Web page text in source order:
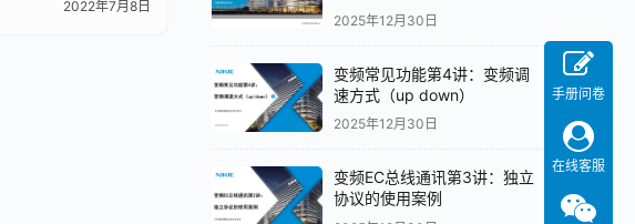
2022年7月8日
2025年12月30日
变频常见功能第4讲：变频调
速方式（up down）
2025年12月30日
变频EC总线通讯第3讲：独立
协议的使用案例
手册问卷
在线客服